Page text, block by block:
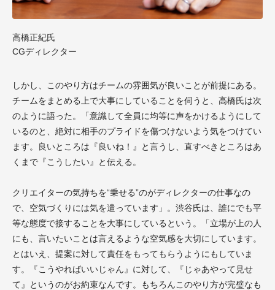
高橋正紀氏
CGディレクター
しかし、このやり方はチームの雰囲気が良いことが前提にある。
チームをまとめる上で大事にしていることを伺うと、高橋氏は次
のように語った。「意識して全員に均等に声をかけるようにして
いるのと、絶対に相手のプライドを傷つけないよう気をつけてい
ます。良いところは『良いね！』と言うし、直すべきところはあ
くまで『こうしたい』と伝える。
クリエイターの気持ちを“乗せる”のがディレクターの仕事なの
で、空気づくりには気を遣っています」。渋谷氏は、誰にでも平
等な態度で接することを大事にしているという。「立場が上の人
にも、言いたいことは言えるような空気感を大切にしています。
とはいえ、提案に対して責任をもってもらうようにもしていま
す。『こうやればいいじゃん』に対して、『じゃあやって見せ
て』というのがお約束なんです。もちろんこのやり方が完璧なも